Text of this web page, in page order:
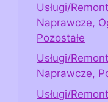
Usługi/
Naprawcze,
Pozostałe
Usługi/
Naprawcze,
Usługi/